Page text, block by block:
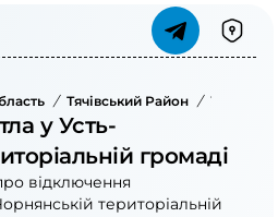
/ Тячівський Район / Усть-
у Усть-
громаді
відключення
територіальній